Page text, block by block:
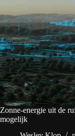
Zonne-energie uit de
mogelijk